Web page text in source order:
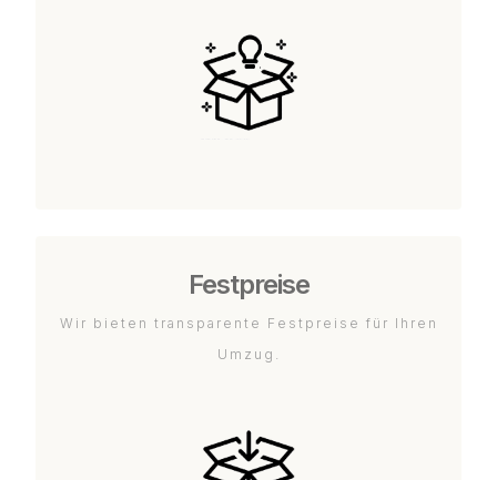
Festpreise
Wir bieten transparente Festpreise für Ihren
Umzug.